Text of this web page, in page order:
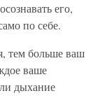
его,
по себе.
тем больше ваш
ваше
дыхание